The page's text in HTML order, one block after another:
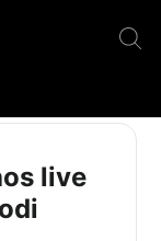
live